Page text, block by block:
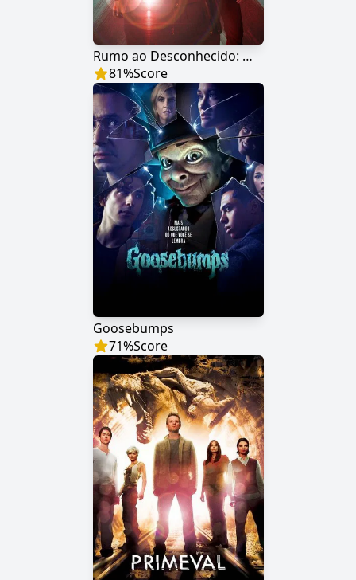
Rumo ao Desconhecido: Mistérios Paranormais
81%Score
Goosebumps
71%Score